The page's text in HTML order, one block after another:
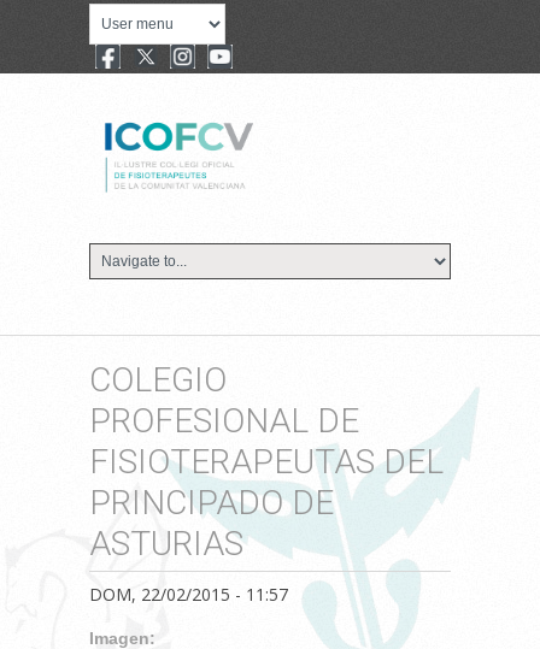
COLEGIO
PROFESIONAL DE
FISIOTERAPEUTAS DEL
PRINCIPADO DE
ASTURIAS
DOM, 22/02/2015 - 11:57
Imagen: